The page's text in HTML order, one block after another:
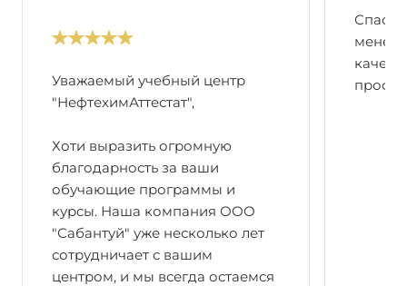
Уважаемый учебный центр
"НефтехимАттестат",
Хоти выразить огромную
благодарность за ваши
обучающие программы и
курсы. Наша компания ООО
"Сабантуй" уже несколько лет
сотрудничает с вашим
центром, и мы всегда остаемся